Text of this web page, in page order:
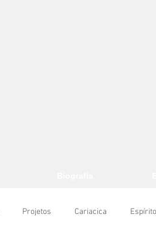
Projetos Cariacica